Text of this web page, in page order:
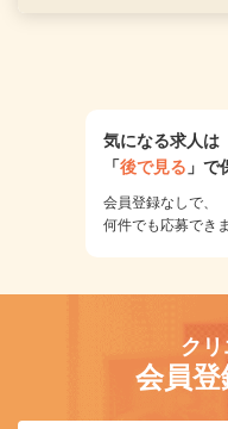
気になる求人は
「後で見る 」で
会員登録なしで、
何件でも応募できま
クリ
会員